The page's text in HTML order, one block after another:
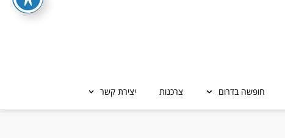
חופשה בדרום צרכנות יצירת קשר